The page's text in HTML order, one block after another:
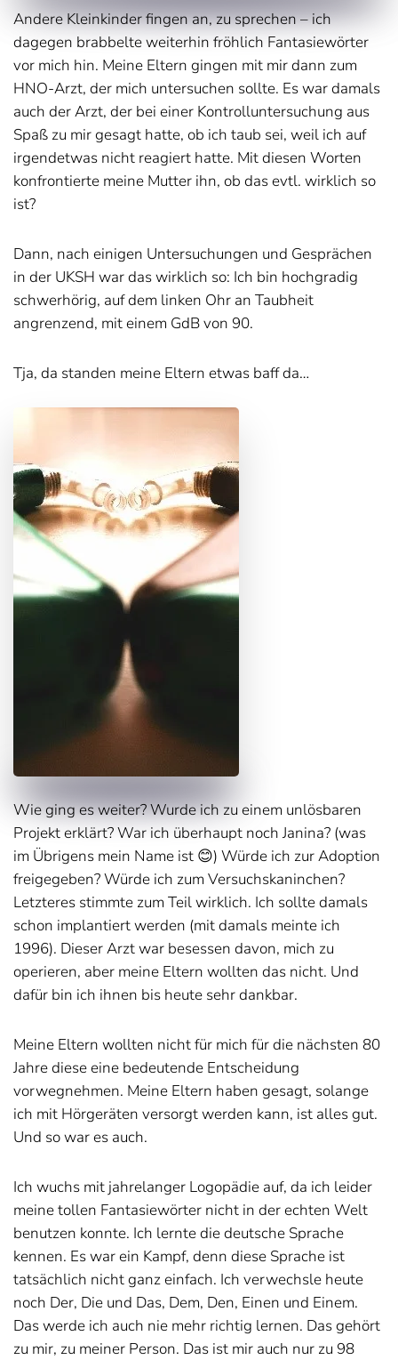
Andere Kleinkinder fingen an, zu sprechen – ich
dagegen brabbelte weiterhin fröhlich Fantasiewörter
vor mich hin. Meine Eltern gingen mit mir dann zum
HNO-Arzt, der mich untersuchen sollte. Es war damals
auch der Arzt, der bei einer Kontrolluntersuchung aus
Spaß zu mir gesagt hatte, ob ich taub sei, weil ich auf
irgendetwas nicht reagiert hatte. Mit diesen Worten
konfrontierte meine Mutter ihn, ob das evtl. wirklich so
ist?
Dann, nach einigen Untersuchungen und Gesprächen
in der UKSH war das wirklich so: Ich bin hochgradig
schwerhörig, auf dem linken Ohr an Taubheit
angrenzend, mit einem GdB von 90.
Tja, da standen meine Eltern etwas baff da…
Wie ging es weiter? Wurde ich zu einem unlösbaren
Projekt erklärt? War ich überhaupt noch Janina? (was
im Übrigens mein Name ist 😊) Würde ich zur Adoption
freigegeben? Würde ich zum Versuchskaninchen?
Letzteres stimmte zum Teil wirklich. Ich sollte damals
schon implantiert werden (mit damals meinte ich
1996). Dieser Arzt war besessen davon, mich zu
operieren, aber meine Eltern wollten das nicht. Und
dafür bin ich ihnen bis heute sehr dankbar.
Meine Eltern wollten nicht für mich für die nächsten 80
Jahre diese eine bedeutende Entscheidung
vorwegnehmen. Meine Eltern haben gesagt, solange
ich mit Hörgeräten versorgt werden kann, ist alles gut.
Und so war es auch.
Ich wuchs mit jahrelanger Logopädie auf, da ich leider
meine tollen Fantasiewörter nicht in der echten Welt
benutzen konnte. Ich lernte die deutsche Sprache
kennen. Es war ein Kampf, denn diese Sprache ist
tatsächlich nicht ganz einfach. Ich verwechsle heute
noch Der, Die und Das, Dem, Den, Einen und Einem.
Das werde ich auch nie mehr richtig lernen. Das gehört
zu mir, zu meiner Person. Das ist mir auch nur zu 98